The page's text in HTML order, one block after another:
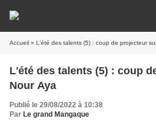
Accueil » L'été des talents (5) : coup de projecteur
L'été des talents (5) : coup
Nour Aya
Publié le 29/08/2022 à 10:38
Par Le grand Mangaque